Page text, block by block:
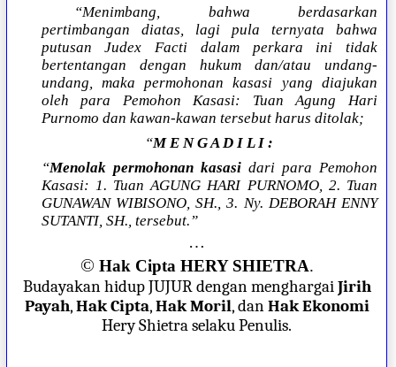
“Menimbang, bahwa berdasarkan
pertimbangan diatas, lagi pula ternyata bahwa
putusan Judex Facti dalam perkara ini tidak
bertentangan dengan hukum dan/atau undang-
undang, maka permohonan kasasi yang diajukan
oleh para Pemohon Kasasi: Tuan Agung Hari
Purnomo dan kawan-kawan tersebut harus ditolak;
“M E N G A D I L I :
“Menolak permohonan kasasidari para Pemohon
Kasasi: 1. Tuan AGUNG HARI PURNOMO, 2. Tuan
GUNAWAN WIBISONO, SH., 3. Ny. DEBORAH ENNY
SUTANTI, SH., tersebut.”
…
© Hak Cipta HERY SHIETRA.
Budayakan hidup JUJUR dengan menghargaiJirih
Payah,Hak Cipta,Hak Moril, danHak Ekonomi
Hery Shietra selaku Penulis.